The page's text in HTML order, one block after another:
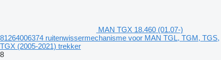
MAN TGX 18.460 (01.07-)
81264006374 ruitenwissermechanisme voor MAN TGL, TGM, TGS,
TGX (2005-2021) trekker
8